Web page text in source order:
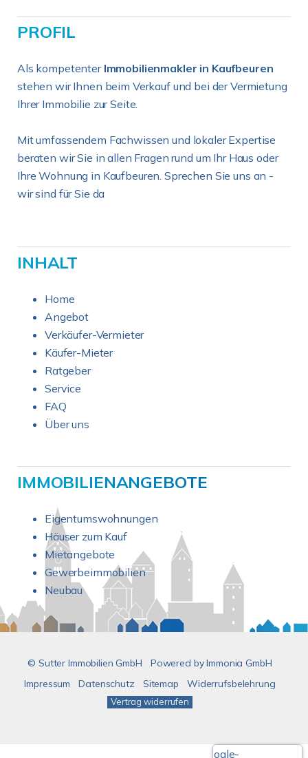
PROFIL
Als kompetenter Immobilienmakler in Kaufbeuren
stehen wir Ihnen beim Verkauf und bei der Vermietung
Ihrer Immobilie zur Seite.
Mit umfassendem Fachwissen und lokaler Expertise
beraten wir Sie in allen Fragen rund um Ihr Haus oder
Ihre Wohnung in Kaufbeuren. Sprechen Sie uns an -
wir sind für Sie da
INHALT
Home
Angebot
Verkäufer-Vermieter
Käufer-Mieter
Ratgeber
Service
FAQ
Über uns
IMMOBILIENANGEBOTE
Eigentumswohnungen
Häuser zum Kauf
Mietangebote
Gewerbeimmobilien
Neubau
© Sutter Immobilien GmbH Powered byImmonia GmbH
Impressum
Datenschutz Sitemap Widerrufsbelehrung
Vertrag widerrufen
Google-